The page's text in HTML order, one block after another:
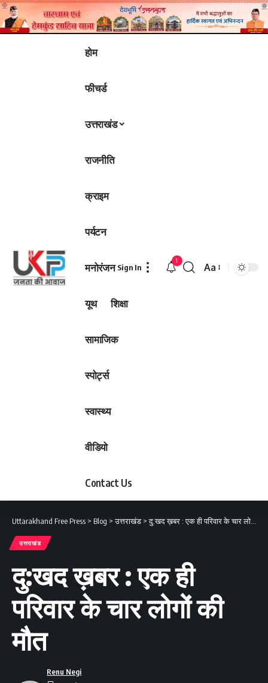
होम
फीचर्ड
उत्तराखंड
राजनीति
क्राइम
पर्यटन
मनोरंजन
यूथ शिक्षा
सामाजिक
स्पोर्ट्स
स्वास्थ्य
वीडियो
Contact Us
Sign In
1
Font
Aa
Uttarakhand Free Press > Blog >उत्तराखंड >दु:खद ख़बर : एक ही परिवार के चार लोगों की मौत
उत्तराखंड
दु:खद ख़बर : एक ही
परिवार के चार लोगों की
मौत
Renu Negi